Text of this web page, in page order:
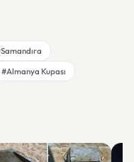
#Almanya Kupası